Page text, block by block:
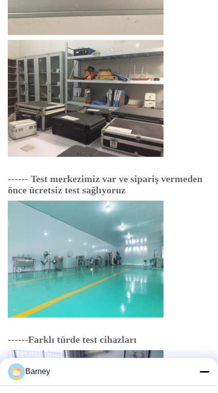
------ Test merkezimiz var ve sipariş vermeden
önce ücretsiz test sağlıyoruz
------Farklı türde test cihazları
Barney